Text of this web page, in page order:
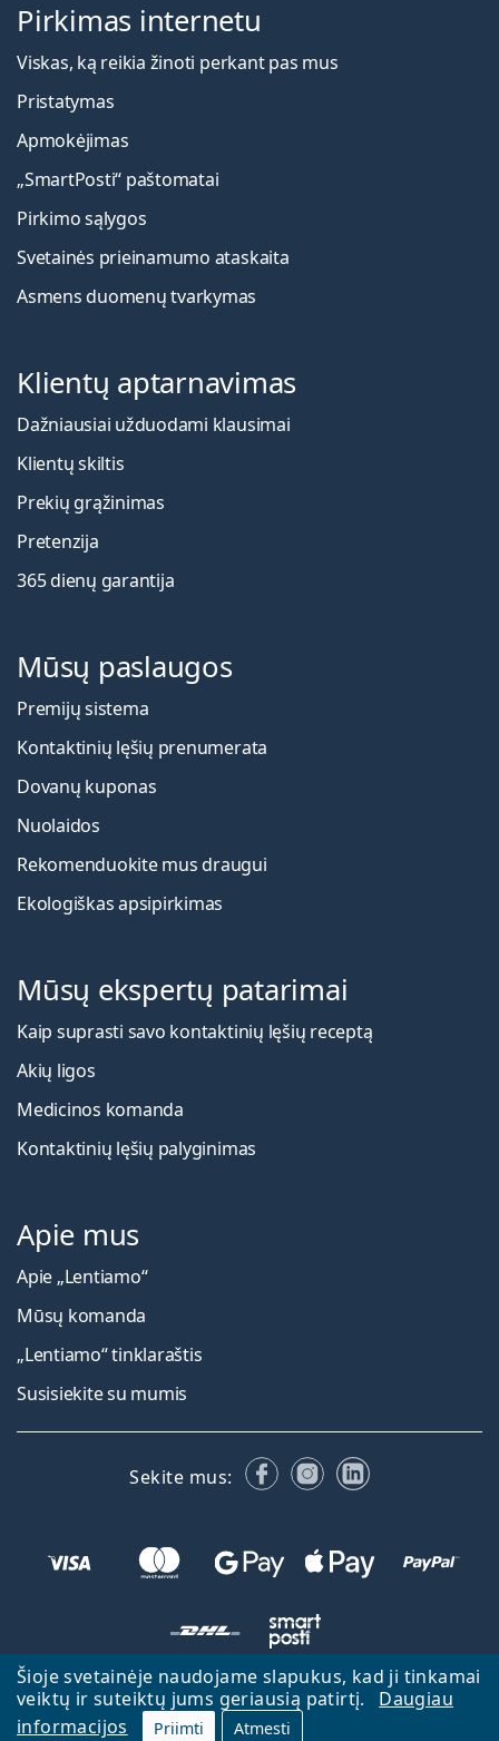
Šioje svetainėje naudojame slapukus, kad ji tinkamai
veiktų ir suteiktų jums geriausią patirtį.
Daugiau
informacijos
Priimti Atmesti
Pirkimas internetu
Viskas, ką reikia žinoti perkant pas mus
Pristatymas
Apmokėjimas
„SmartPosti“ paštomatai
Pirkimo sąlygos
Svetainės prieinamumo ataskaita
Asmens duomenų tvarkymas
Klientų aptarnavimas
Dažniausiai užduodami klausimai
Klientų skiltis
Prekių grąžinimas
Pretenzija
365 dienų garantija
Mūsų paslaugos
Premijų sistema
Kontaktinių lęšių prenumerata
Dovanų kuponas
Nuolaidos
Rekomenduokite mus draugui
Ekologiškas apsipirkimas
Mūsų ekspertų patarimai
Kaip suprasti savo kontaktinių lęšių receptą
Akių ligos
Medicinos komanda
Kontaktinių lęšių palyginimas
Apie mus
Apie „Lentiamo“
Mūsų komanda
„Lentiamo“ tinklaraštis
Susisiekite su mumis
Sekite mus: FacebookInstagram
LinkedIn
Atgal į pagrindinį puslapį
Eiti aukštyn
Lentiamo.lt priklauso ir yra valdoma Lentiamo s.r.o., Čekija